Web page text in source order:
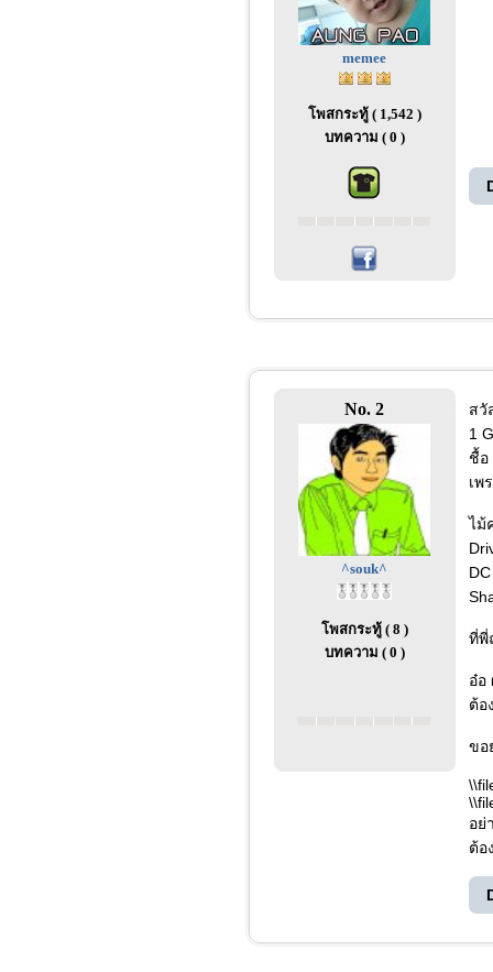
memee
โพสกระทู้ ( 1,542 )
บทความ ( 0 )
No. 2
^souk^
โพสกระทู้ ( 8 )
บทความ ( 0 )
สวั
1
ชื้อ
เพ
ไม้
ที่พี่
อ๋อ
ต้อ
ขอ
อย่
ต้อ